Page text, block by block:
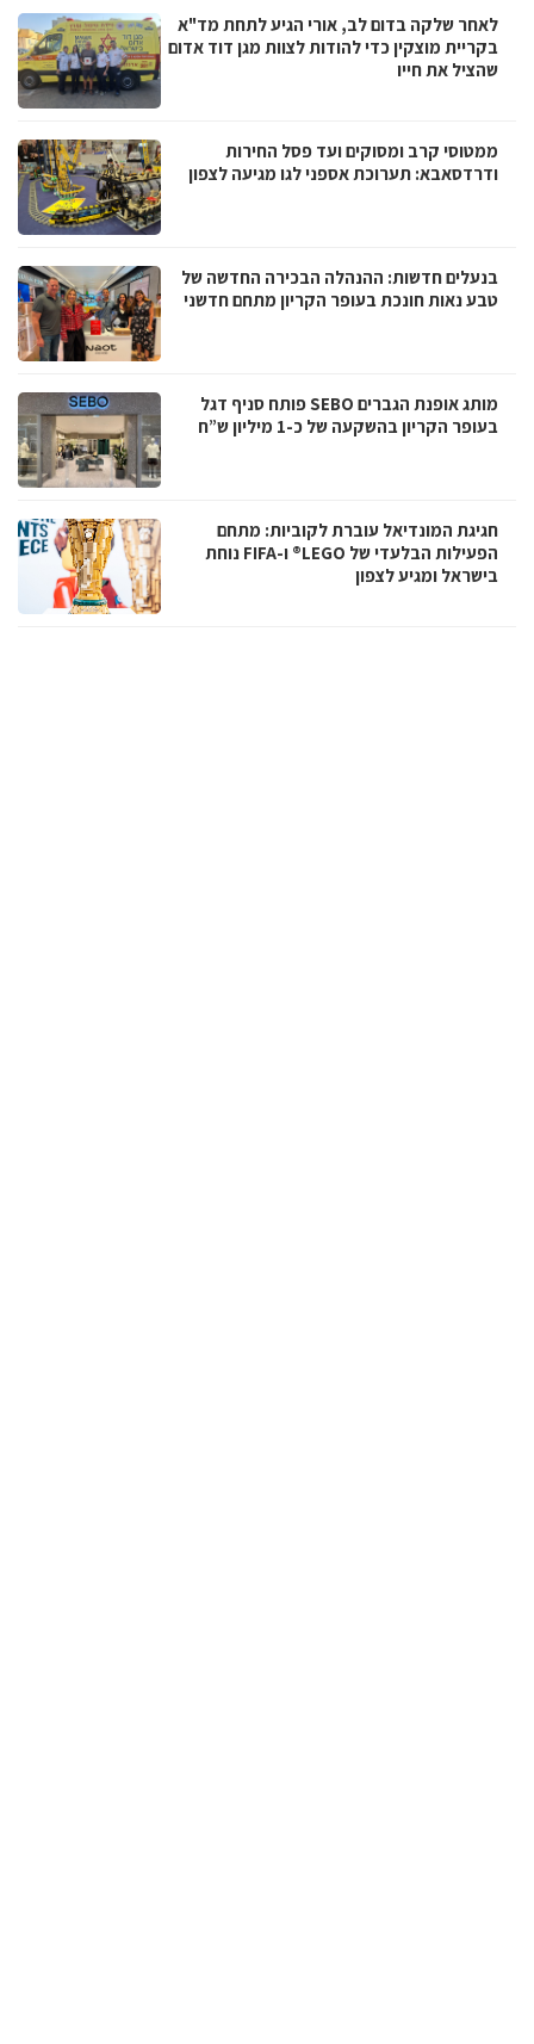
לאחר שלקה בדום לב, אורי הגיע לתחת מד"א
בקריית מוצקין כדי להודות לצוות מגן דוד אדום
שהציל את חייו
ממטוסי קרב ומסוקים ועד פסל החירות
ודרדסאבא: תערוכת אספני לגו מגיעה לצפון
בנעלים חדשות: ההנהלה הבכירה החדשה של
טבע נאות חונכת בעופר הקריון מתחם חדשני
מותג אופנת הגברים SEBO פותח סניף דגל
בעופר הקריון בהשקעה של כ-1 מיליון ש”ח
חגיגת המונדיאל עוברת לקוביות: מתחם
הפעילות הבלעדי של LEGO® ו-FIFA נוחת
בישראל ומגיע לצפון